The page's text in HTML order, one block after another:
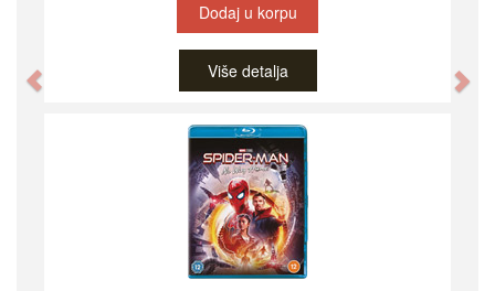
Dodaj u korpu
Više detalja